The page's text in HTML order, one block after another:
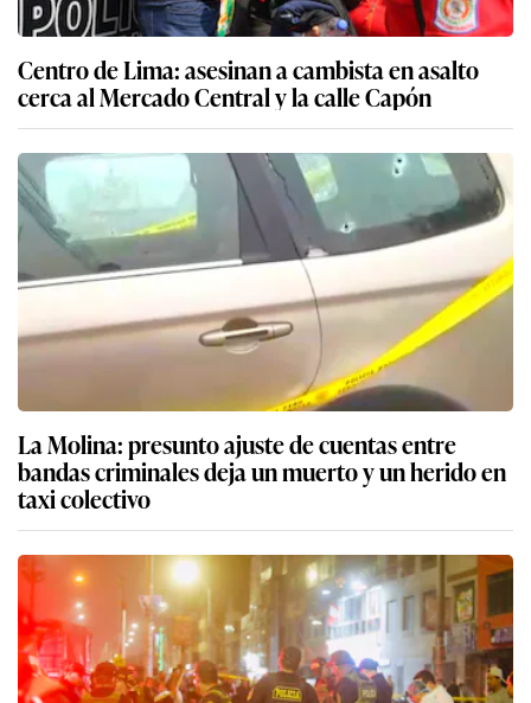
Centro de Lima: asesinan a cambista en asalto
cerca al Mercado Central y la calle Capón
La Molina: presunto ajuste de cuentas entre
bandas criminales deja un muerto y un herido en
taxi colectivo